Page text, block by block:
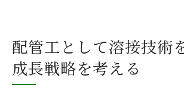
配管工として溶接技術
成長戦略を考える